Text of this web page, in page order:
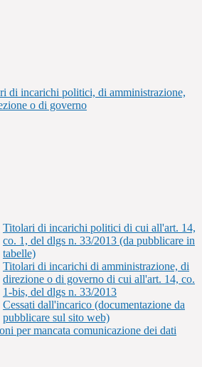
di incarichi politici, di amministrazione,
o di governo
Titolari di incarichi politici di cui all'art. 14,
co. 1, del dlgs n. 33/2013 (da pubblicare in
tabelle)
Titolari di incarichi di amministrazione, di
direzione o di governo di cui all'art. 14, co.
1-bis, del dlgs n. 33/2013
Cessati dall'incarico (documentazione da
pubblicare sul sito web)
per mancata comunicazione dei dati